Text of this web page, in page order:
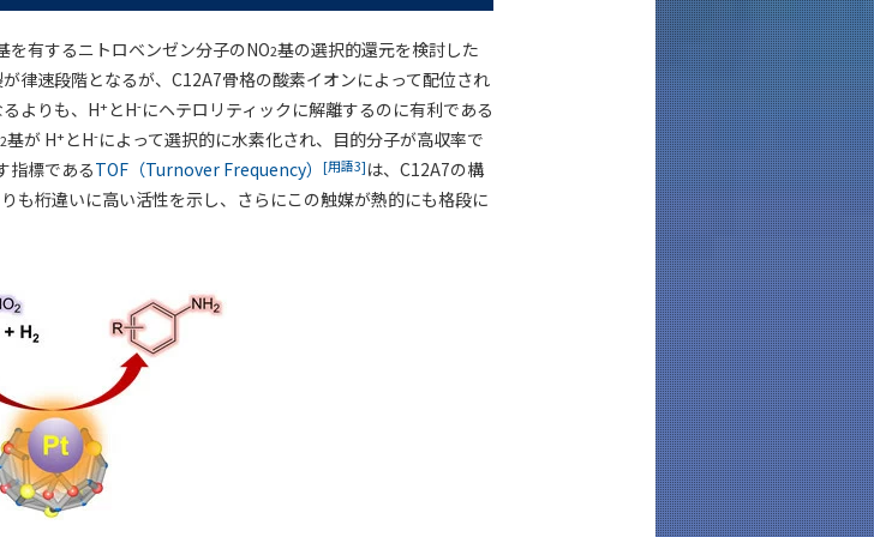
有するニトロベンゼン分子のNO2基の選択的還元を検討した
律速段階となるが、C12A7骨格の酸素イオンによって配位され
よりも、H+とH-にヘテロリティックに解離するのに有利である
2基が H+とH-によって選択的に水素化され、目的分子が高収率で
指標であるTOF（Turnover Frequency） [用語3]は、C12A7の構
も桁違いに高い活性を示し、さらにこの触媒が熱的にも格段に